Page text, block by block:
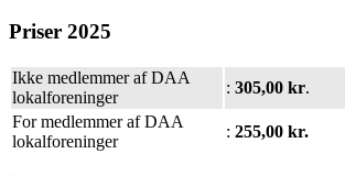
Priser 2025
Ikke medlemmer af DAA
lokalforeninger
: 305,00 kr.
For medlemmer af DAA
lokalforeninger
: 255,00 kr.